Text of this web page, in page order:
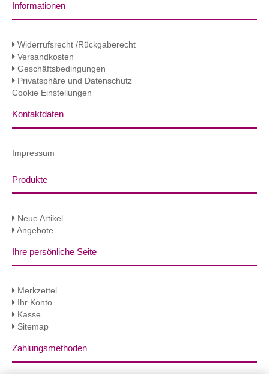
Informationen
Widerrufsrecht /Rückgaberecht
Versandkosten
Geschäftsbedingungen
Privatsphäre und Datenschutz
Cookie Einstellungen
Kontaktdaten
Impressum
Produkte
Neue Artikel
Angebote
Ihre persönliche Seite
Merkzettel
Ihr Konto
Kasse
Sitemap
Zahlungsmethoden